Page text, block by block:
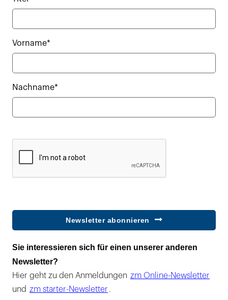
Vorname*
Nachname*
Newsletter abonnieren
Sie interessieren sich für einen unserer anderen
Newsletter?
Hier geht zu den Anmeldungen zm Online-Newsletter
und zm starter-Newsletter .